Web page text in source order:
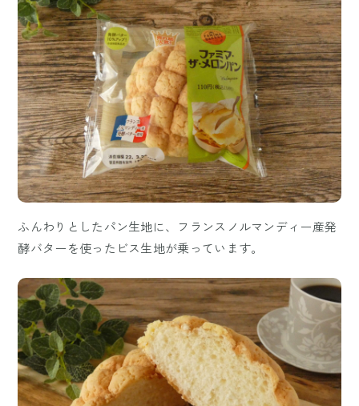
ふんわりとしたパン生地に、フランスノルマンディー産発
酵バターを使ったビス生地が乗っています。